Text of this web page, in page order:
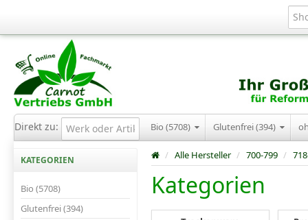
Direkt zu: Bio (5708) Glutenfrei (394)
KATEGORIEN
Bio (5708)
Glutenfrei (394)
/ Alle Hersteller / 700-799 /
Kategorien